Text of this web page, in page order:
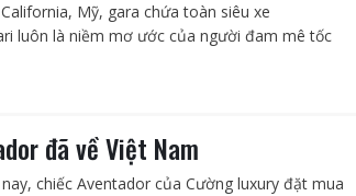
Mỹ, gara chứa toàn siêu xe
luôn là niềm mơ ước của người đam mê tốc
đã về Việt Nam
chiếc Aventador của Cường luxury đặt mua